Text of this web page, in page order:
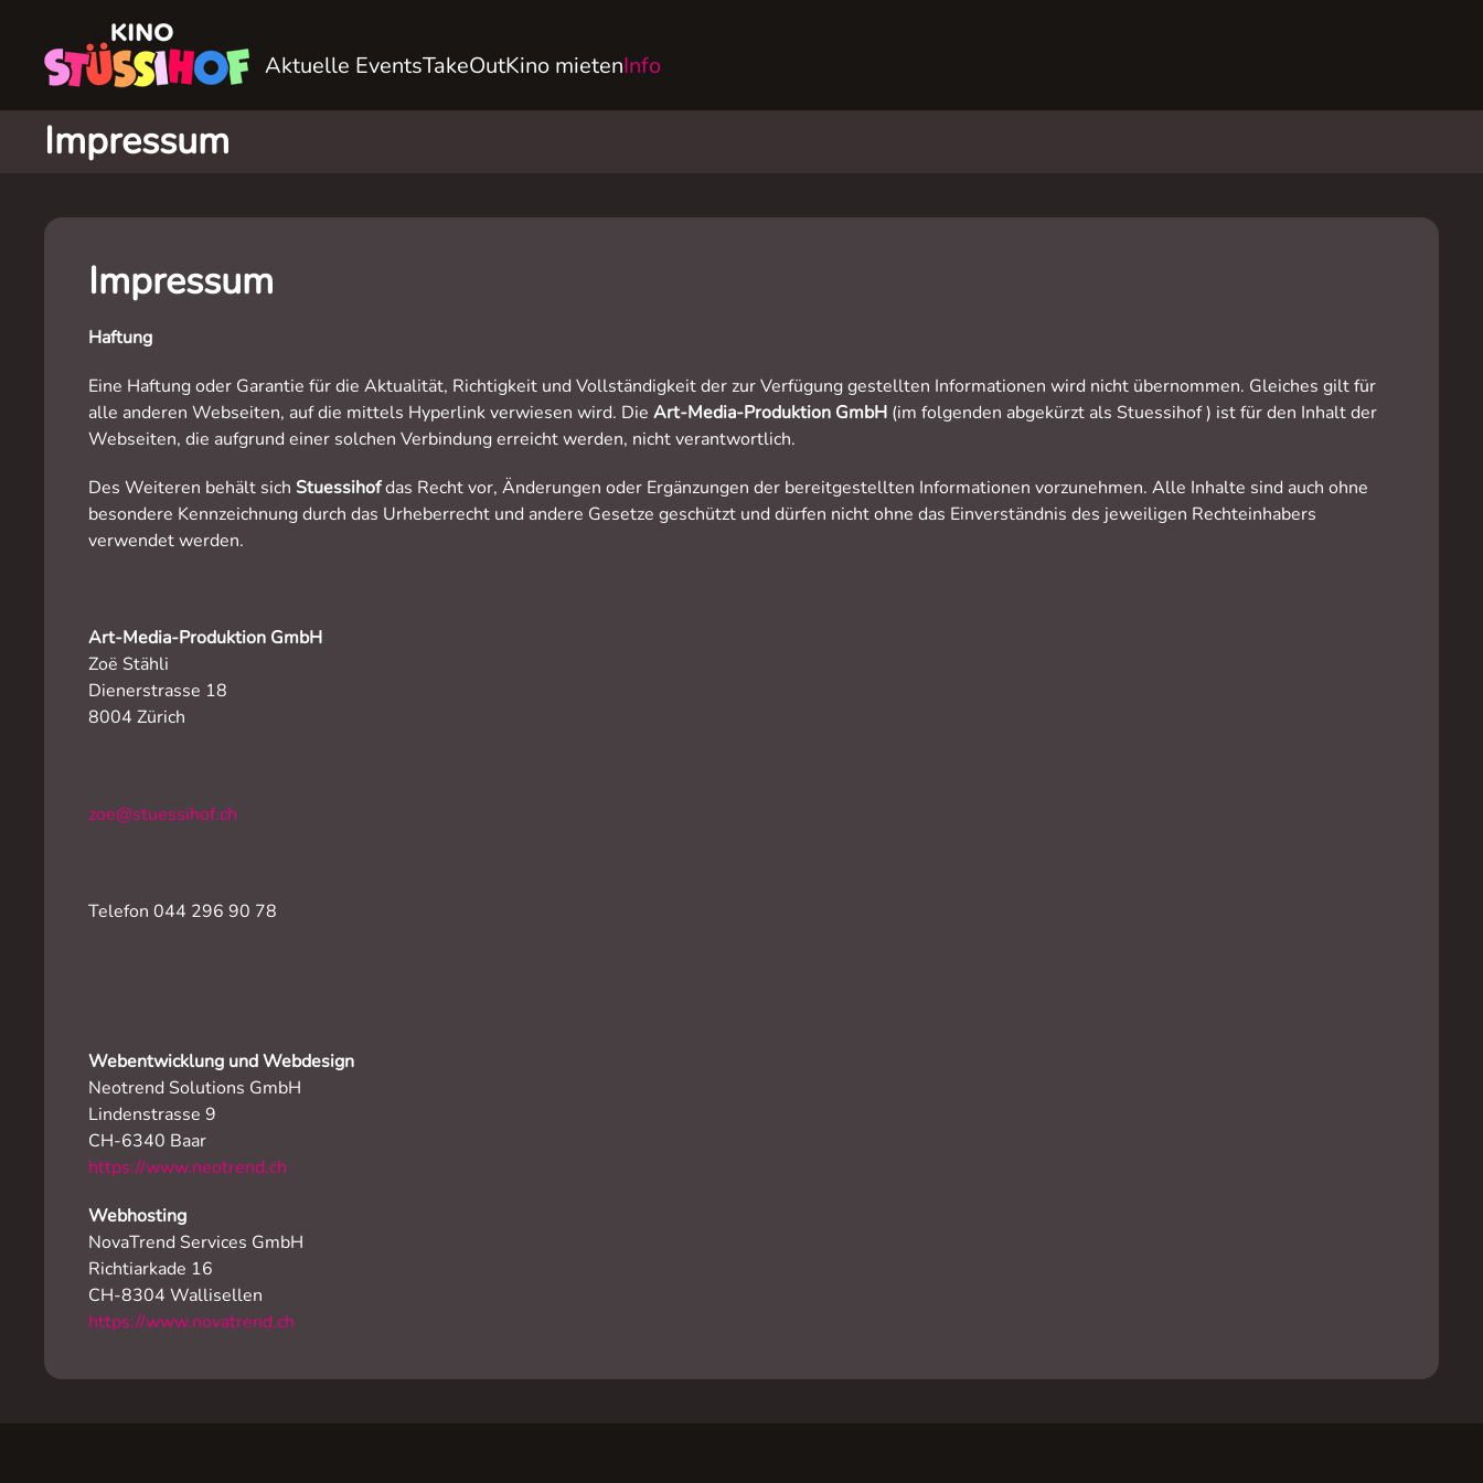
Aktuelle EventsTakeOutKino mietenInfo
Impressum
Impressum
Haftung
Eine Haftung oder Garantie für die Aktualität, Richtigkeit und Vollständigkeit der zur Verfügung gestellten Informationen wird nicht übernommen. Gleiches gilt für
alle anderen Webseiten, auf die mittels Hyperlink verwiesen wird. Die Art-Media-Produktion GmbH (im folgenden abgekürzt als Stuessihof ) ist für den Inhalt der
Webseiten, die aufgrund einer solchen Verbindung erreicht werden, nicht verantwortlich.
Des Weiteren behält sich Stuessihofdas Recht vor, Änderungen oder Ergänzungen der bereitgestellten Informationen vorzunehmen. Alle Inhalte sind auch ohne
besondere Kennzeichnung durch das Urheberrecht und andere Gesetze geschützt und dürfen nicht ohne das Einverständnis des jeweiligen Rechteinhabers
verwendet werden.
Art-Media-Produktion GmbH
Zoë Stähli
Dienerstrasse 18
8004 Zürich
zoe@stuessihof.ch
Telefon 044 296 90 78
Webentwicklung und Webdesign
Neotrend Solutions GmbH
Lindenstrasse 9
CH-6340 Baar
https://www.neotrend.ch
Webhosting
NovaTrend Services GmbH
Richtiarkade 16
CH-8304 Wallisellen
https://www.novatrend.ch